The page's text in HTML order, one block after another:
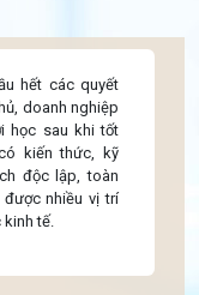
hết các quyết
doanh nghiệp
học sau khi tốt
kiến thức, kỹ
độc lập, toàn
nhiều vị trí
tế.